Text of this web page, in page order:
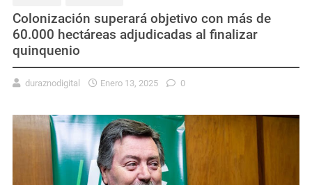
Colonización superará objetivo con más de
60.000 hectáreas adjudicadas al finalizar
quinquenio
duraznodigital Enero 13, 2025 0